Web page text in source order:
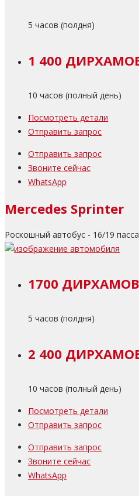
5 часов (полдня)
1 400
10 часов (полный день)
Посмотреть детали
Отправить запрос
Отправить запрос
Звоните сейчас
WhatsApp
Mercedes Sprinter
Роскошный автобус - 16/19
1700 ДИРХАМОВ
5 часов (полдня)
2 400
10 часов (полный день)
Посмотреть детали
Отправить запрос
Отправить запрос
Звоните сейчас
WhatsApp